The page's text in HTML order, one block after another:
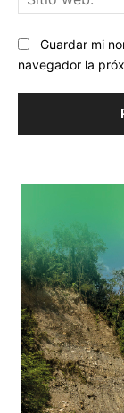
Guardar mi
navegador la